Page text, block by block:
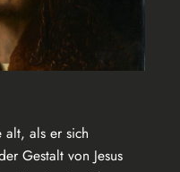
alt, als er sich
Gestalt von Jesus